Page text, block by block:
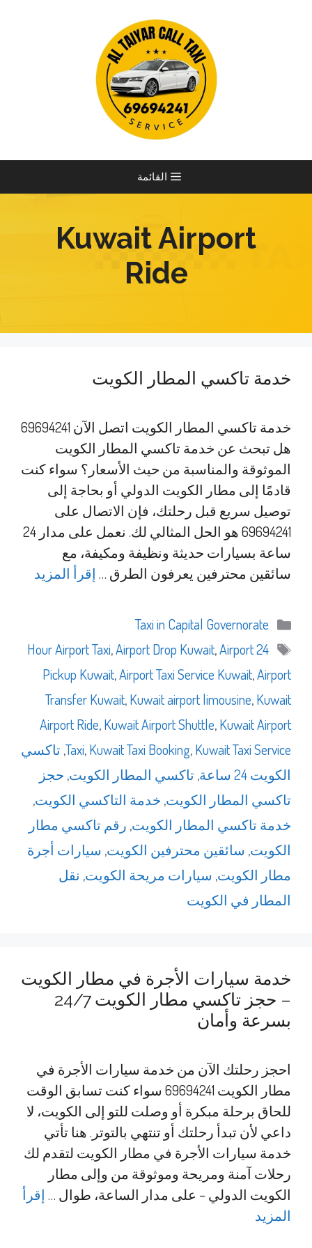
القائمة
Kuwait Airport
Ride
خدمة تاكسي المطار الكويت
خدمة تاكسي المطار الكويت اتصل الآن 69694241
هل تبحث عن خدمة تاكسي المطار الكويت
الموثوقة والمناسبة من حيث الأسعار؟ سواء كنت
قادمًا إلى مطار الكويت الدولي أو بحاجة إلى
توصيل سريع قبل رحلتك، فإن الاتصال على
69694241 هو الحل المثالي لك. نعمل على مدار 24
ساعة بسيارات حديثة ونظيفة ومكيفة، مع
سائقين محترفين يعرفون الطرق … إقرأ المزيد
التصنيفات
Taxi in Capital Governorate
الوسوم
24 Hour Airport Taxi
,Airport Drop Kuwait,Airport
Pickup Kuwait,Airport Taxi Service Kuwait,Airport
Transfer Kuwait,Kuwait airport limousine,Kuwait
Airport Ride,Kuwait Airport Shuttle,Kuwait Airport
Taxi,Kuwait Taxi Booking,Kuwait Taxi Service
, تاكسي
الكويت 24 ساعة
, تاكسي المطار الكويت, حجز
تاكسي المطار الكويت, خدمة التاكسي الكويت,
خدمة تاكسي المطار الكويت, رقم تاكسي مطار
الكويت, سائقين محترفين الكويت, سيارات أجرة
مطار الكويت, سيارات مريحة الكويت, نقل
المطار في الكويت
خدمة سيارات الأجرة في مطار الكويت
– حجز تاكسي مطار الكويت 24/7
بسرعة وأمان
احجز رحلتك الآن من خدمة سيارات الأجرة في
مطار الكويت 69694241 سواء كنت تسابق الوقت
للحاق برحلة مبكرة أو وصلت للتو إلى الكويت، لا
داعي لأن تبدأ رحلتك أو تنتهي بالتوتر. هنا تأتي
خدمة سيارات الأجرة في مطار الكويت لتقدم لك
رحلات آمنة ومريحة وموثوقة من وإلى مطار
الكويت الدولي – على مدار الساعة، طوال … إقرأ
المزيد